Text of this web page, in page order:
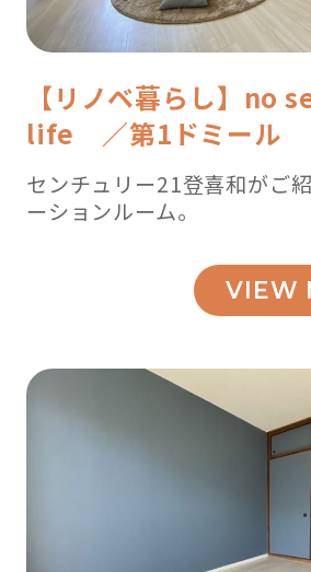
【リノベ暮らし】no
life ／第1ドミール
センチュリー21登喜和がご
ーションルーム。
VIEW